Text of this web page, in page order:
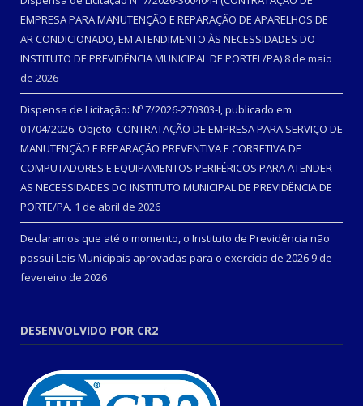
EMPRESA PARA MANUTENÇÃO E REPARAÇÃO DE APARELHOS DE
AR CONDICIONADO, EM ATENDIMENTO ÀS NECESSIDADES DO
INSTITUTO DE PREVIDÊNCIA MUNICIPAL DE PORTEL/PA) 8 de maio
de 2026
Dispensa de Licitação: Nº 7/2026-270303-I, publicado em
01/04/2026. Objeto: CONTRATAÇÃO DE EMPRESA PARA SERVIÇO DE
MANUTENÇÃO E REPARAÇÃO PREVENTIVA E CORRETIVA DE
COMPUTADORES E EQUIPAMENTOS PERIFÉRICOS PARA ATENDER
AS NECESSIDADES DO INSTITUTO MUNICIPAL DE PREVIDÊNCIA DE
PORTE/PA. 1 de abril de 2026
Declaramos que até o momento, o Instituto de Previdência não
possui Leis Municipais aprovadas para o exercício de 2026 9 de
fevereiro de 2026
DESENVOLVIDO POR CR2